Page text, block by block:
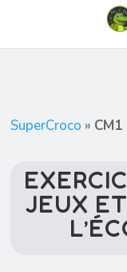
SuperCroco »
JEUX